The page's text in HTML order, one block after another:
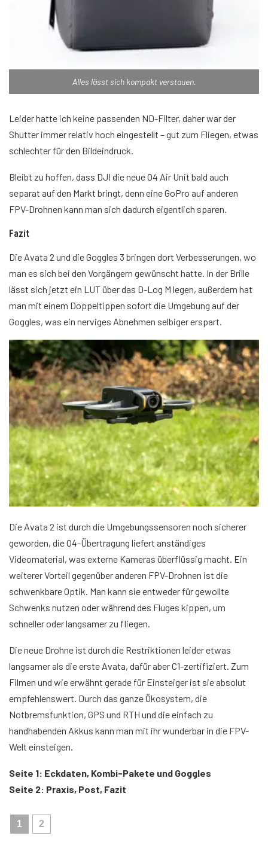
Alles lässt sich kompakt verstauen.
Leider hatte ich keine passenden ND-Filter, daher war der
Shutter immer relativ hoch eingestellt – gut zum Fliegen, etwas
schlechter für den Bildeindruck.
Bleibt zu hoffen, dass DJI die neue O4 Air Unit bald auch
separat auf den Markt bringt, denn eine GoPro auf anderen
FPV-Drohnen kann man sich dadurch eigentlich sparen.
Fazit
Die Avata 2 und die Goggles 3 bringen dort Verbesserungen, wo
man es sich bei den Vorgängern gewünscht hatte. In der Brille
lässt sich jetzt ein LUT über das D-Log M legen, außerdem hat
man mit einem Doppeltippen sofort die Umgebung auf der
Goggles, was ein nerviges Abnehmen selbiger erspart.
Die Avata 2 ist durch die Umgebungssensoren noch sicherer
geworden, die O4-Übertragung liefert anständiges
Videomaterial, was externe Kameras überflüssig macht. Ein
weiterer Vorteil gegenüber anderen FPV-Drohnen ist die
schwenkbare Optik. Man kann sie entweder für gewollte
Schwenks nutzen oder während des Fluges kippen, um
schneller oder langsamer zu fliegen.
Die neue Drohne ist durch die Restriktionen leider etwas
langsamer als die erste Avata, dafür aber C1-zertifiziert. Zum
Filmen und wie erwähnt gerade für Einsteiger ist sie absolut
empfehlenswert. Durch das ganze Ökosystem, die
Notbremsfunktion, GPS und RTH und die einfach zu
handhabenden Akkus kann man mit ihr wunderbar in die FPV-
Welt einsteigen.
Seite 1: Eckdaten, Kombi-Pakete und Goggles
Seite 2: Praxis, Post, Fazit
1 2